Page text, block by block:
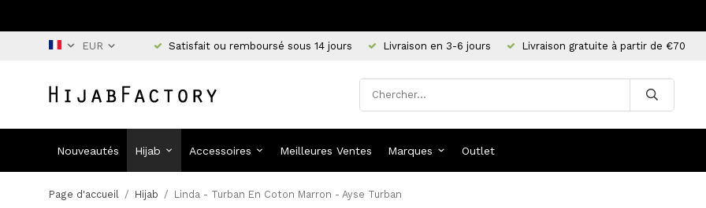
Satisfait ou remboursé sous 14 jours Livraison en 3-6 jours Livraison gratuite à partir de €70
Nouveautés Hijab Accessoires Meilleures Ventes Marques Outlet
Page d'accueil / Hijab / Linda - Turban En Coton Marron - Ayse Turban